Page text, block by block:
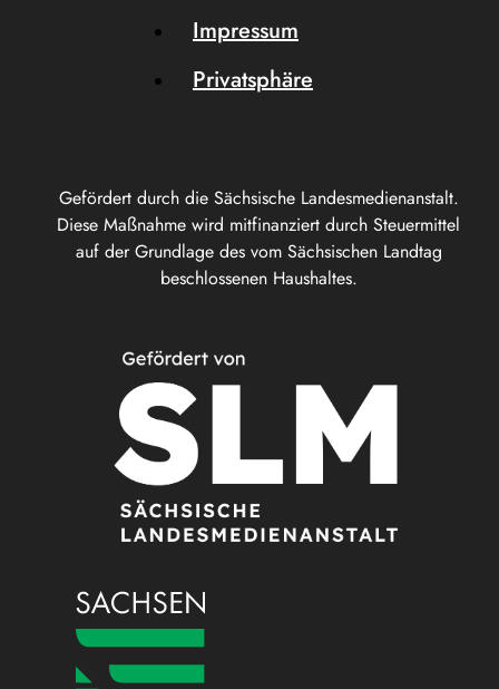
Gefördert durch die Sächsische Landesmedienanstalt.
Diese Maßnahme wird mitfinanziert durch Steuermittel
auf der Grundlage des vom Sächsischen Landtag
beschlossenen Haushaltes.
Impressum
Privatsphäre